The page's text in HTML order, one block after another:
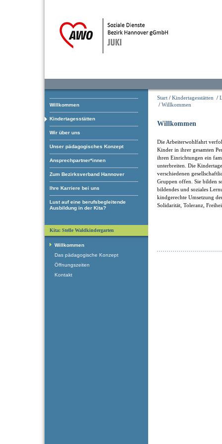
Willkommen
Kindertagesstätten
Wir über uns
Unser pädagogisches Konzept
Ansprechpartner*innen
Zum Bezirksverband Hannover
Ihre Karriere bei uns
Lust auf eine berufsbegleitende
Ausbildung in der Kita?
Start / Kindertagesstätten /
/ Willkommen
Willkommen
Die Arbeiterwohlfahrt
Kinder in ihrer gesamten
ihren Einrichtungen ein
unterbreiten. Die
verschiedenen
Gruppen offen. Sie bilden
bildendes und soziales
kindgerechte Umsetzung
Solidarität, Toleranz,
Kita: Stelle Waldkindergarten
Willkommen
Das pädagogische Konzept
Öffnungszeiten
Kontakt